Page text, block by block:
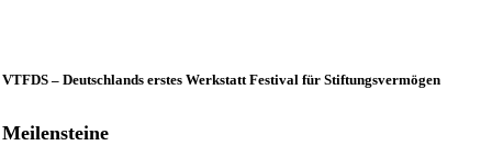
VTFDS – Deutschlands erstes Werkstatt Festival für Stiftungsvermögen
Meilensteine